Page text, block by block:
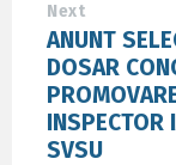
Next
ANUNT
DOSAR
INSPECTOR
SVSU